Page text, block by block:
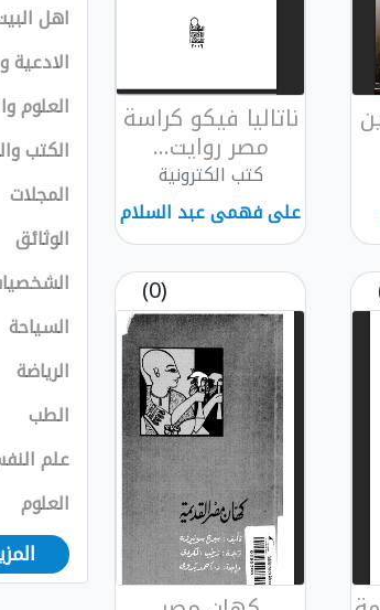
ناتاليا فيكو كراسة
مصر روايت...
كتب الكترونية
على فهمى عبد السلام
(0)
اهل
الادعية
العلوم
الكتب
المجلات
الوثائق
السياحة
الرياضة
الطب
علم
العلوم